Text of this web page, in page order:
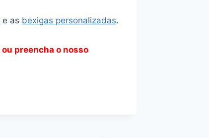
e as bexigas personalizadas.
ou preencha o nosso